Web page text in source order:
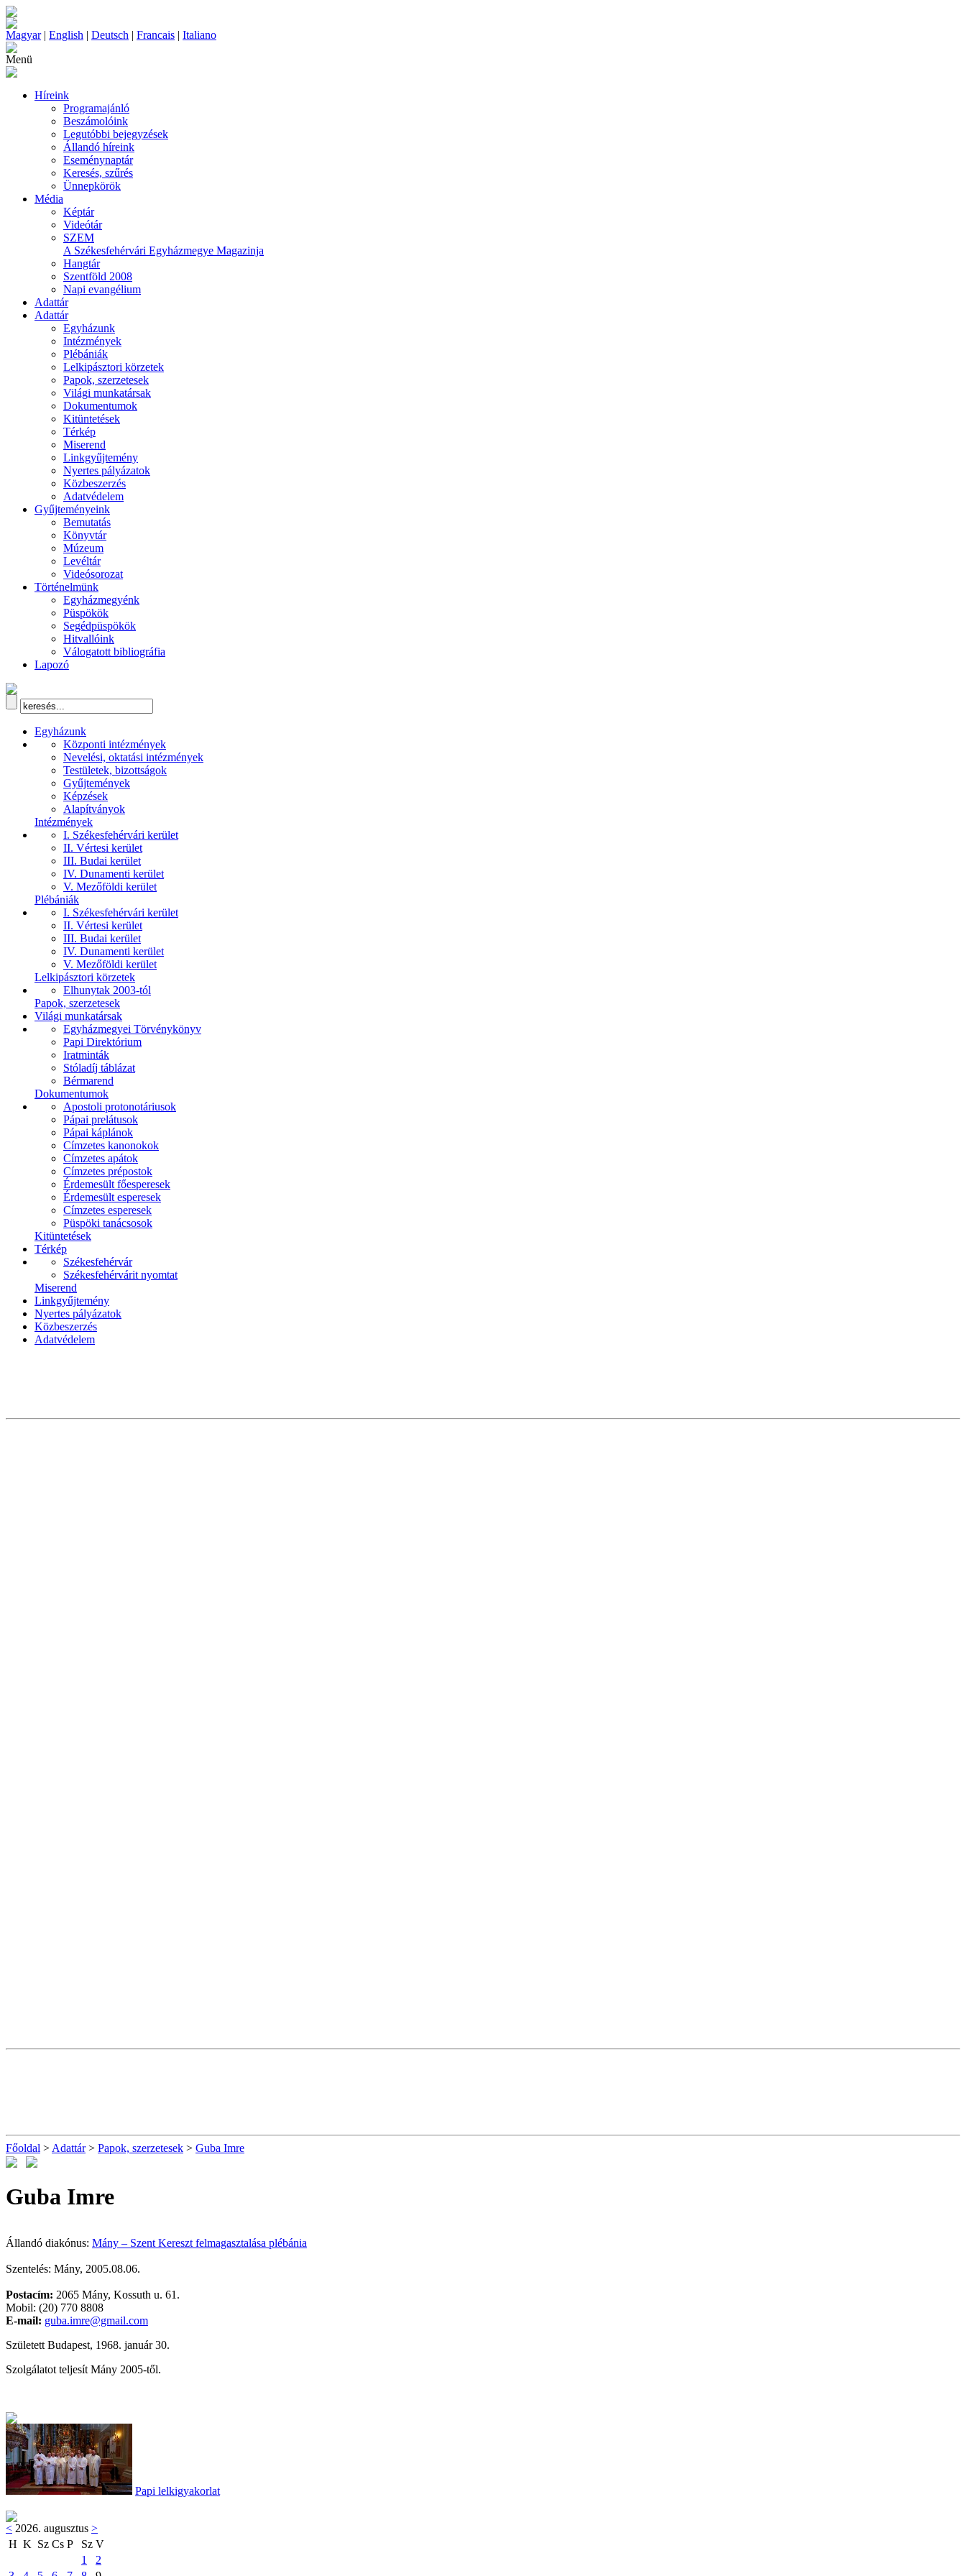
Magyar| English | Deutsch | Francais | Italiano
Menü
Híreink
Programajánló
Beszámolóink
Legutóbbi bejegyzések
Állandó híreink
Eseménynaptár
Keresés, szűrés
Ünnepkörök
Média
Képtár
Videótár
SZEM
A Székesfehérvári Egyházmegye Magazinja
Hangtár
Szentföld 2008
Napi evangélium
Adattár
Adattár
Egyházunk
Intézmények
Plébániák
Lelkipásztori körzetek
Papok, szerzetesek
Világi munkatársak
Dokumentumok
Kitüntetések
Térkép
Miserend
Linkgyűjtemény
Nyertes pályázatok
Közbeszerzés
Adatvédelem
Gyűjteményeink
Bemutatás
Könyvtár
Múzeum
Levéltár
Videósorozat
Történelmünk
Egyházmegyénk
Püspökök
Segédpüspökök
Hitvallóink
Válogatott bibliográfia
Lapozó
Egyházunk
Központi intézmények
Nevelési, oktatási intézmények
Testületek, bizottságok
Gyűjtemények
Képzések
Alapítványok
Intézmények
I. Székesfehérvári kerület
II. Vértesi kerület
III. Budai kerület
IV. Dunamenti kerület
V. Mezőföldi kerület
Plébániák
I. Székesfehérvári kerület
II. Vértesi kerület
III. Budai kerület
IV. Dunamenti kerület
V. Mezőföldi kerület
Lelkipásztori körzetek
Elhunytak 2003-tól
Papok, szerzetesek
Világi munkatársak
Egyházmegyei Törvénykönyv
Papi Direktórium
Iratminták
Stóladíj táblázat
Bérmarend
Dokumentumok
Apostoli protonotáriusok
Pápai prelátusok
Pápai káplánok
Címzetes kanonokok
Címzetes apátok
Címzetes prépostok
Érdemesült főesperesek
Érdemesült esperesek
Címzetes esperesek
Püspöki tanácsosok
Kitüntetések
Térkép
Székesfehérvár
Székesfehérvárit nyomtat
Miserend
Linkgyűjtemény
Nyertes pályázatok
Közbeszerzés
Adatvédelem
Főoldal > Adattár> Papok, szerzetesek > Guba Imre
Guba Imre
Állandó diakónus: Mány – Szent Kereszt felmagasztalása plébánia
Szentelés: Mány, 2005.08.06.
Postacím: 2065 Mány, Kossuth u. 61.
Mobil: (20) 770 8808
E-mail: guba.imre@gmail.com
Született Budapest, 1968. január 30.
Szolgálatot teljesít Mány 2005-től.
Papi lelkigyakorlat
< 2026. augusztus >
H K Sz Cs P Sz V
1
2